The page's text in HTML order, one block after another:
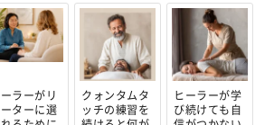
ラーがリ
ターに選
クォンタムタ
ッチの練習を
ヒーラーが学
び続けても自